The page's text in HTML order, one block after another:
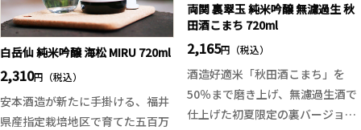
するまんさくらしい丁寧な熟成
で、軽快かつ洗練された1本に仕
上げています。米の魅力を引き出
すまんさくの挑戦を、ぜひご体感
ください。
白岳仙 純米吟醸 海松 MIRU 720ml
2,310円（税込）
安本酒造が新たに手掛ける、福井
県産指定栽培地区で育てた五百万
両関 裏翠玉 純米吟醸 無濾過生 秋
田酒こまち 720ml
2,165円（税込）
酒造好適米「秋田酒こまち」を
50％まで磨き上げ、無濾過生酒で
仕上げた初夏限定の裏バージョン